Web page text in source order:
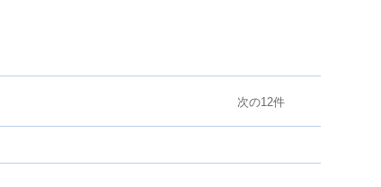
次の12件